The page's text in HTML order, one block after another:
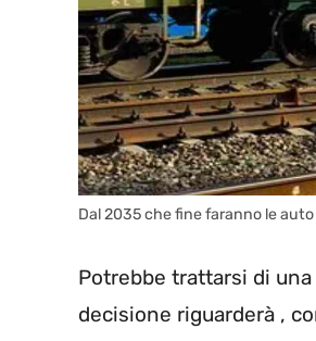
Dal 2035 che fine faranno le
Potrebbe trattarsi di
decisione riguarderà ,